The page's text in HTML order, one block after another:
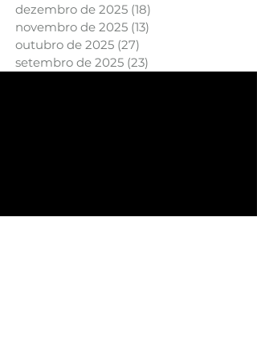
dezembro de 2025 (18)
novembro de 2025 (13)
outubro de 2025 (27)
setembro de 2025 (23)